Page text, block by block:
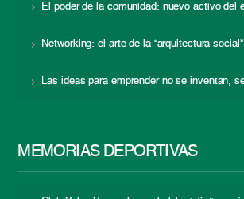
El poder de la comunidad: nuevo activo del
Networking: el arte de la “arquitectura
Las ideas para emprender no se inventan,
MEMORIAS DEPORTIVAS